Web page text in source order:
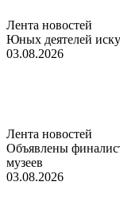
Лента новостей
Юных деятелей
03.08.2026
Лента новостей
Объявлены
музеев
03.08.2026